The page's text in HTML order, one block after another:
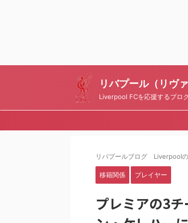
リバプール（リヴ
Liverpool FCを応援するブ
リバプールブログ Liverpool
移籍関係 プレイヤー
プレミアの3